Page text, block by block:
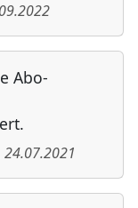
Abo-
24.07.2021